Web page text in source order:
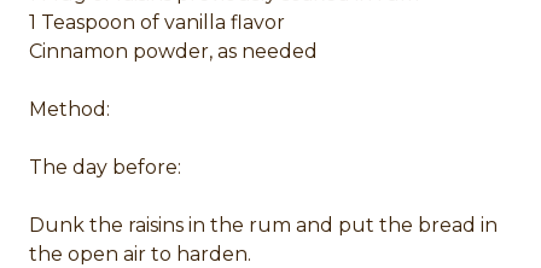
1 Teaspoon of vanilla flavor
Cinnamon powder, as needed
Method:
The day before:
Dunk the raisins in the rum and put the bread in
the open air to harden.